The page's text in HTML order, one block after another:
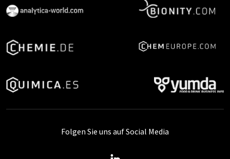
Folgen Sie uns auf Social Media